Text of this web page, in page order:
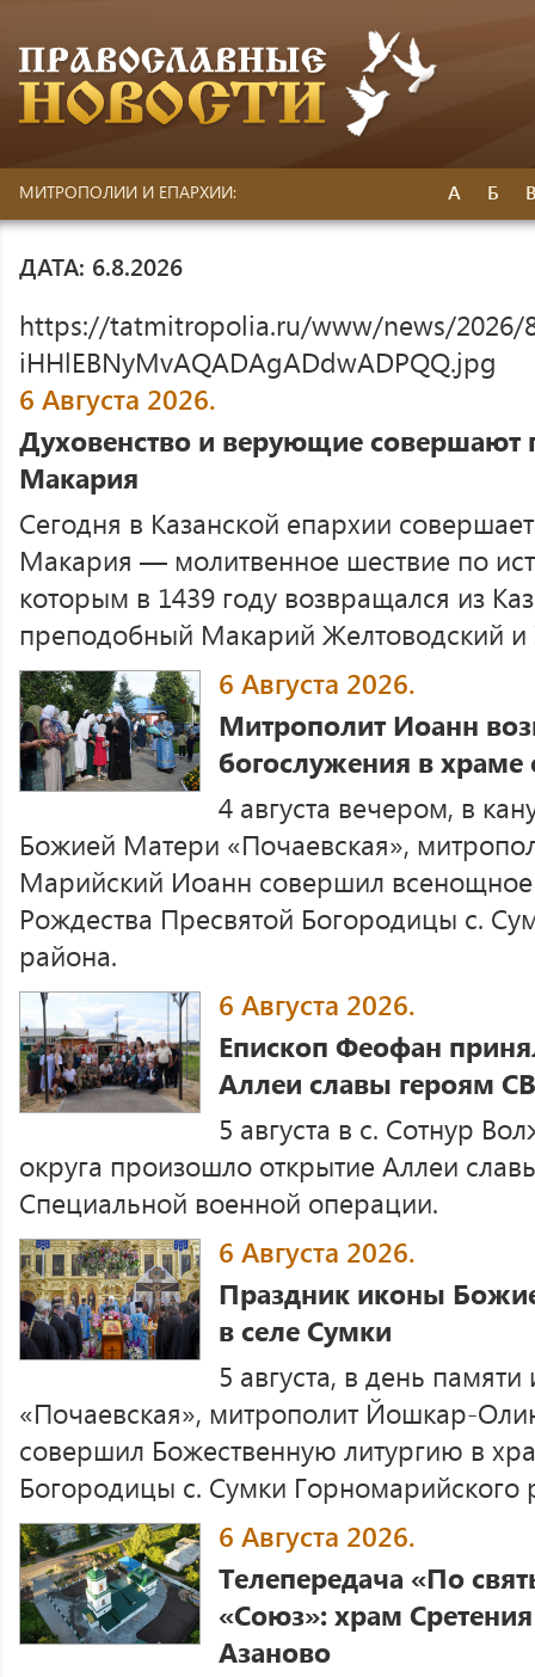
МИТРОПОЛИИ И ЕПАРХИИ: А Б
ДАТА: 6.8.2026
https://tatmitropolia.ru/www/news/2026/8/
iHHlEBNyMvAQADAgADdwADPQQ.jpg
6 Августа 2026.
Духовенство и верующие совершают
Макария
Сегодня в Казанской епархии
Макария — молитвенное шествие по
которым в 1439 году возвращался из
преподобный Макарий Желтоводский и
6 Августа 2026.
Митрополит Иоанн
богослужения в храме
4 августа вечером, в
Божией Матери «Почаевская»,
Марийский Иоанн совершил
Рождества Пресвятой Богородицы с.
района.
6 Августа 2026.
Епископ Феофан
Аллеи славы героям
5 августа в с. Сотнур
округа произошло открытие Аллеи
Специальной военной операции.
6 Августа 2026.
Праздник иконы
в селе Сумки
5 августа, в день
«Почаевская», митрополит Йошкар-
совершил Божественную литургию в
Богородицы с. Сумки Горномарийского
6 Августа 2026.
Телепередача «По
«Союз»: храм
Азаново